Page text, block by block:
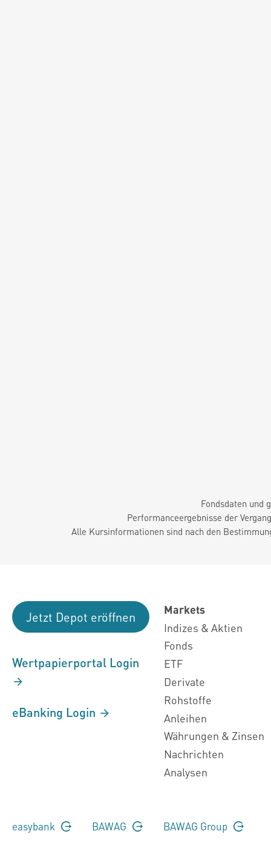
Fondsdaten und
Performanceergebnisse der
Alle Kursinformationen sind nach den
Jetzt Depot eröffnen
Wertpapierportal Login
eBanking Login
Markets
Indizes & Aktien
Fonds
ETF
Derivate
Rohstoffe
Anleihen
Währungen & Zinsen
Nachrichten
Analysen
easybank BAWAG BAWAG Group